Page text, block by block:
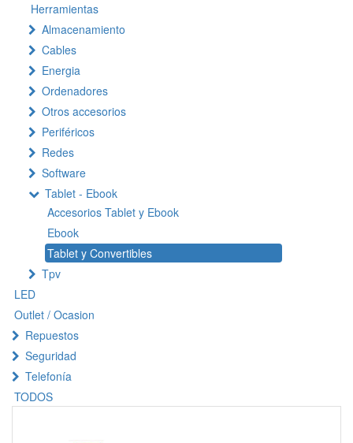
Herramientas
Almacenamiento
Cables
Energia
Ordenadores
Otros accesorios
Periféricos
Redes
Software
Tablet - Ebook
Accesorios Tablet y Ebook
Ebook
Tablet y Convertibles
Tpv
LED
Outlet / Ocasion
Repuestos
Seguridad
Telefonía
TODOS